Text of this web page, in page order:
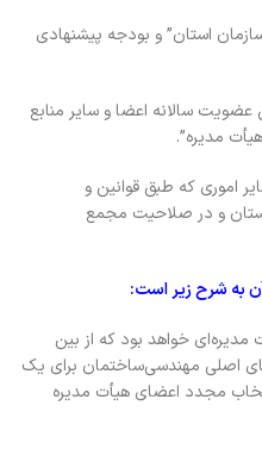
استان” و بودجه پیشنهادی
سالانه اعضا و سایر منابع
مدیره”.
اموری که طبق قوانین و
و در صلاحیت مجمع
به شرح زیر است:
خواهد بود که از بین
اصلی مهندسی‌ساختمان برای یک
مجدد اعضای هیأت مدیره